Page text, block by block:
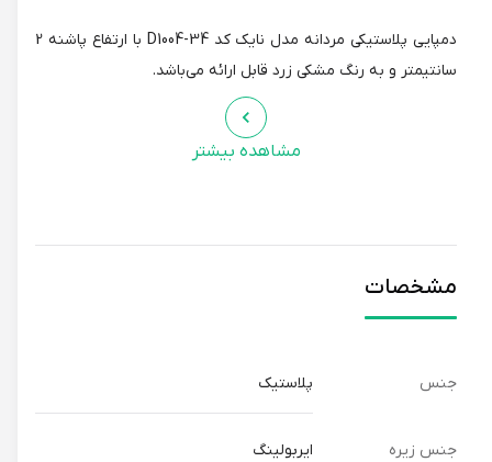
دمپایی پلاستیکی مردانه مدل نایک کد 34-D1004 با ارتفاع پاشنه 2
سانتیمتر و به رنگ مشکی زرد قابل ارائه می‌باشد.
مشاهده بیشتر
مشخصات
جنس پلاستیک
جنس زیره ایربولینگ